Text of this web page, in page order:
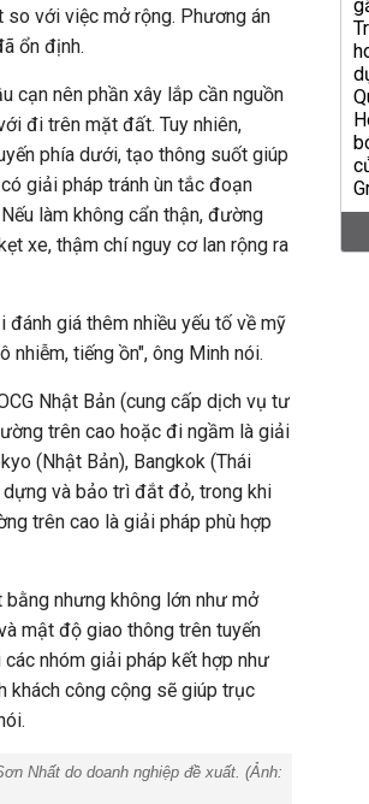
với việc mở rộng. Phương án
ổn định.
cạn nên phần xây lắp cần nguồn
đi trên mặt đất. Tuy nhiên,
phía dưới, tạo thông suốt giúp
giải pháp tránh ùn tắc đoạn
làm không cẩn thận, đường
xe, thậm chí nguy cơ lan rộng ra
giá thêm nhiều yếu tố về mỹ
nhiễm, tiếng ồn", ông Minh nói.
Nhật Bản (cung cấp dịch vụ tư
trên cao hoặc đi ngầm là giải
(Nhật Bản), Bangkok (Thái
dựng và bảo trì đắt đỏ, trong khi
trên cao là giải pháp phù hợp
nhưng không lớn như mở
mật độ giao thông trên tuyến
nhóm giải pháp kết hợp như
khách công cộng sẽ giúp trục
Nhất do doanh nghiệp đề xuất. (Ảnh: